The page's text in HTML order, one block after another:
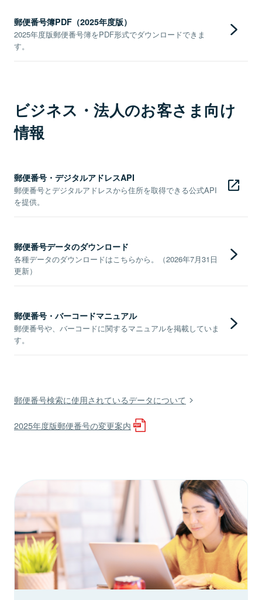
郵便番号簿PDF（2025年度版）
2025年度版郵便番号簿をPDF形式でダウンロードできま
す。
ビジネス・法人のお客さま向け
情報
郵便番号・デジタルアドレスAPI
郵便番号とデジタルアドレスから住所を取得できる公式API
を提供。
郵便番号データのダウンロード
各種データのダウンロードはこちらから。（2026年7月31日
更新）
郵便番号・バーコードマニュアル
郵便番号や、バーコードに関するマニュアルを掲載していま
す。
郵便番号検索に使用されているデータについて
2025年度版郵便番号の変更案内